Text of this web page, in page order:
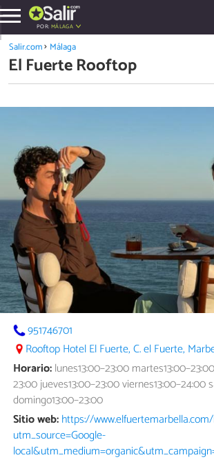
POR: MÁLAGA
Salir.com Málaga
El Fuerte Rooftop
951746701
Rooftop Hotel El Fuerte, C. el Fuerte,
Horario:lunes13:00–23:00
23:00 jueves13:00–23:00 viernes13:00–24:00
domingo13:00–23:00
Sitio web:https://
utm_source=Google-